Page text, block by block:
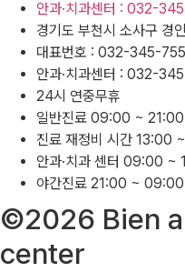
안과·치과센터 : 032-
경기도 부천시 소사구 경
대표번호 : 032-345-
안과·치과센터 : 032-
24시 연중무휴
일반진료 09:00 ~ 21:00
진료 재정비 시간 13:00
안과·치과 센터 09:00 ~
야간진료 21:00 ~ 09:00
©2026 Bien
center